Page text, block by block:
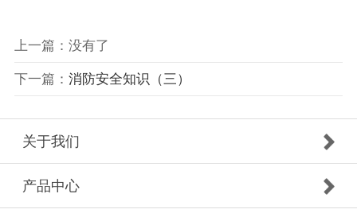
上一篇：没有了
下一篇： 消防安全知识（三）
关于我们
产品中心